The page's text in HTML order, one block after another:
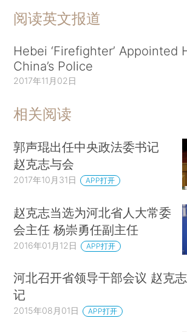
阅读英文报道
Hebei ‘Firefighter’ Appointed
China’s Police
2017年11月02日
相关阅读
郭声琨出任中央政法委书记
赵克志与会
2017年10月31日 APP打开
赵克志当选为河北省人大常委
会主任 杨崇勇任副主任
2016年01月12日 APP打开
河北召开省领导干部会议 赵克
记
2015年08月01日 APP打开